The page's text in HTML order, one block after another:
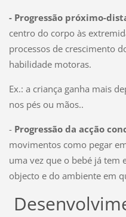
- Progressão próximo-
centro do corpo às
processos de crescimento
habilidade motoras.
Ex.: a criança ganha mais
nos pés ou mãos..
- Progressão da acção
movimentos como pegar
uma vez que o bebé já tem
objecto e do ambiente em